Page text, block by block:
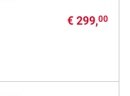
€ 299,00